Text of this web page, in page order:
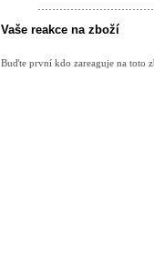
Vaše reakce na zboží
Buďte první kdo zareaguje na toto